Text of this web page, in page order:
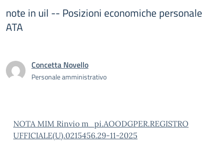
note in uil -- Posizioni economiche personale
ATA
Concetta Novello
Personale amministrativo
NOTA MIM Rinvio m_pi.AOODGPER.REGISTRO
UFFICIALE(U).0215456.29-11-2025